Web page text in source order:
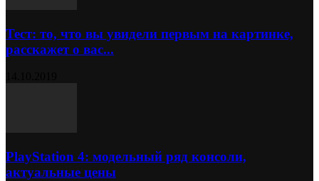
Тест: то, что вы увидели первым на картинке,
расскажет о вас...
PlayStation 4: модельный ряд консоли,
актуальные цены